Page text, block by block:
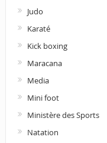
Judo
Karaté
Kick boxing
Maracana
Media
Mini foot
Ministère des Sports
Natation